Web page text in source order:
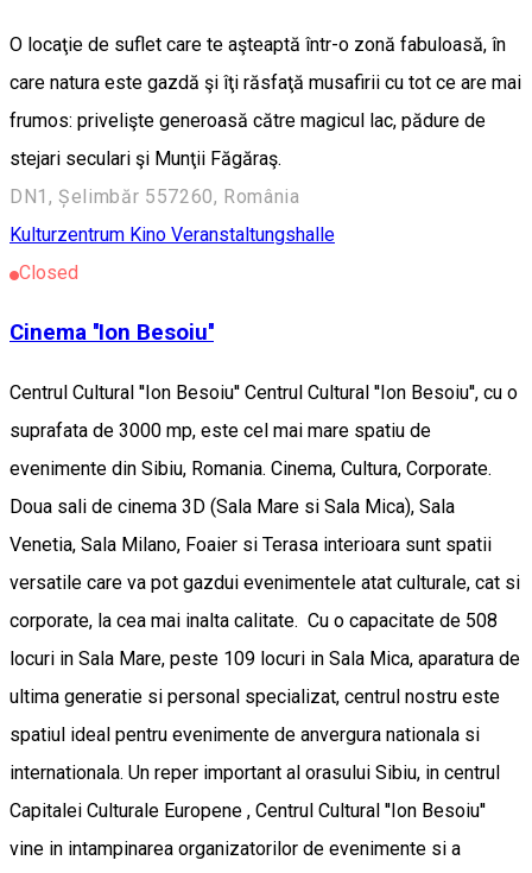
O locaţie de suflet care te aşteaptă într-o zonă fabuloasă, în
care natura este gazdă şi îţi răsfaţă musafirii cu tot ce are mai
frumos: privelişte generoasă către magicul lac, pădure de
stejari seculari şi Munţii Făgăraş.
DN1, Șelimbăr 557260, România
Kulturzentrum Kino Veranstaltungshalle
Closed
Cinema ''Ion Besoiu''
Centrul Cultural ''Ion Besoiu'' Centrul Cultural ''Ion Besoiu'', cu o
suprafata de 3000 mp, este cel mai mare spatiu de
evenimente din Sibiu, Romania. Cinema, Cultura, Corporate.
Doua sali de cinema 3D (Sala Mare si Sala Mica), Sala
Venetia, Sala Milano, Foaier si Terasa interioara sunt spatii
versatile care va pot gazdui evenimentele atat culturale, cat si
corporate, la cea mai inalta calitate. Cu o capacitate de 508
locuri in Sala Mare, peste 109 locuri in Sala Mica, aparatura de
ultima generatie si personal specializat, centrul nostru este
spatiul ideal pentru evenimente de anvergura nationala si
internationala. Un reper important al orasului Sibiu, in centrul
Capitalei Culturale Europene , Centrul Cultural ''Ion Besoiu''
vine in intampinarea organizatorilor de evenimente si a